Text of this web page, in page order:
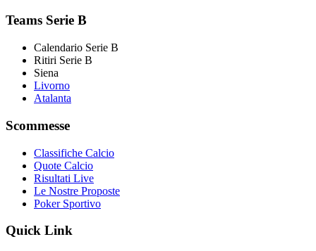
Teams Serie B
Calendario Serie B
Ritiri Serie B
Siena
Livorno
Atalanta
Scommesse
Classifiche Calcio
Quote Calcio
Risultati Live
Le Nostre Proposte
Poker Sportivo
Quick Link